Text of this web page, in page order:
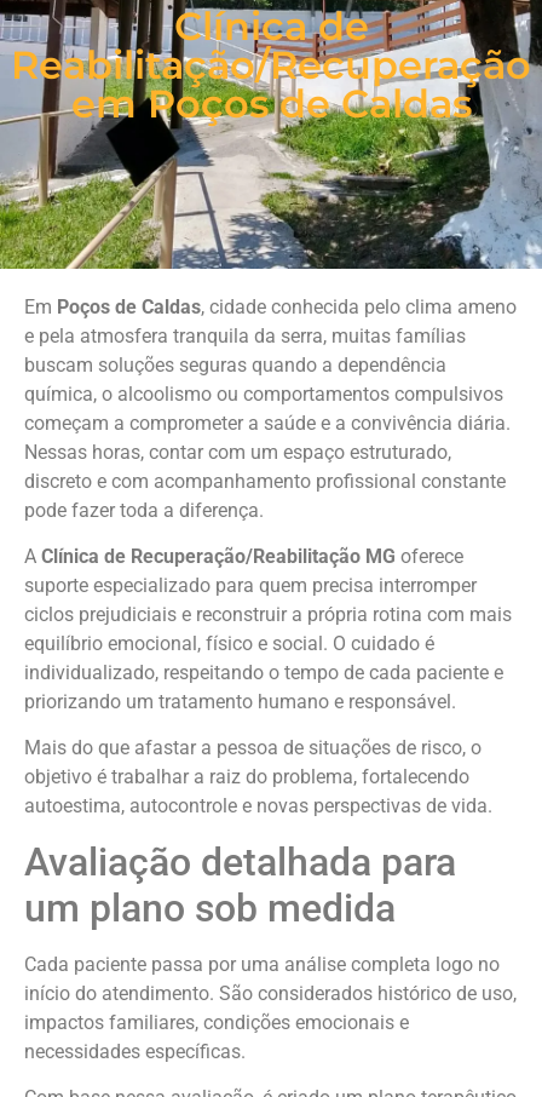
Clínica de
Reabilitação/Recuperação
em Poços de Caldas
Em Poços de Caldas, cidade conhecida pelo clima ameno
e pela atmosfera tranquila da serra, muitas famílias
buscam soluções seguras quando a dependência
química, o alcoolismo ou comportamentos compulsivos
começam a comprometer a saúde e a convivência diária.
Nessas horas, contar com um espaço estruturado,
discreto e com acompanhamento profissional constante
pode fazer toda a diferença.
A Clínica de Recuperação/Reabilitação MG oferece
suporte especializado para quem precisa interromper
ciclos prejudiciais e reconstruir a própria rotina com mais
equilíbrio emocional, físico e social. O cuidado é
individualizado, respeitando o tempo de cada paciente e
priorizando um tratamento humano e responsável.
Mais do que afastar a pessoa de situações de risco, o
objetivo é trabalhar a raiz do problema, fortalecendo
autoestima, autocontrole e novas perspectivas de vida.
Avaliação detalhada para
um plano sob medida
Cada paciente passa por uma análise completa logo no
início do atendimento. São considerados histórico de uso,
impactos familiares, condições emocionais e
necessidades específicas.